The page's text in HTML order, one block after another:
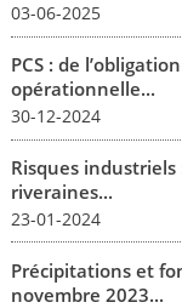
03-06-2025
PCS : de
opérationnelle...
30-12-2024
Risques
riveraines...
23-01-2024
Précipitations et
novembre 2023...